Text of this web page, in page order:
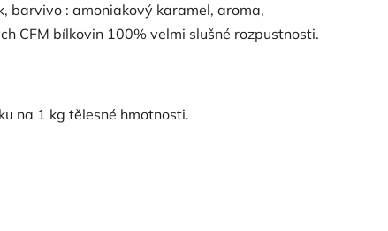
barvivo : amoniakový karamel, aroma,
CFM bílkovin 100% velmi slušné rozpustnosti.
na 1 kg tělesné hmotnosti.